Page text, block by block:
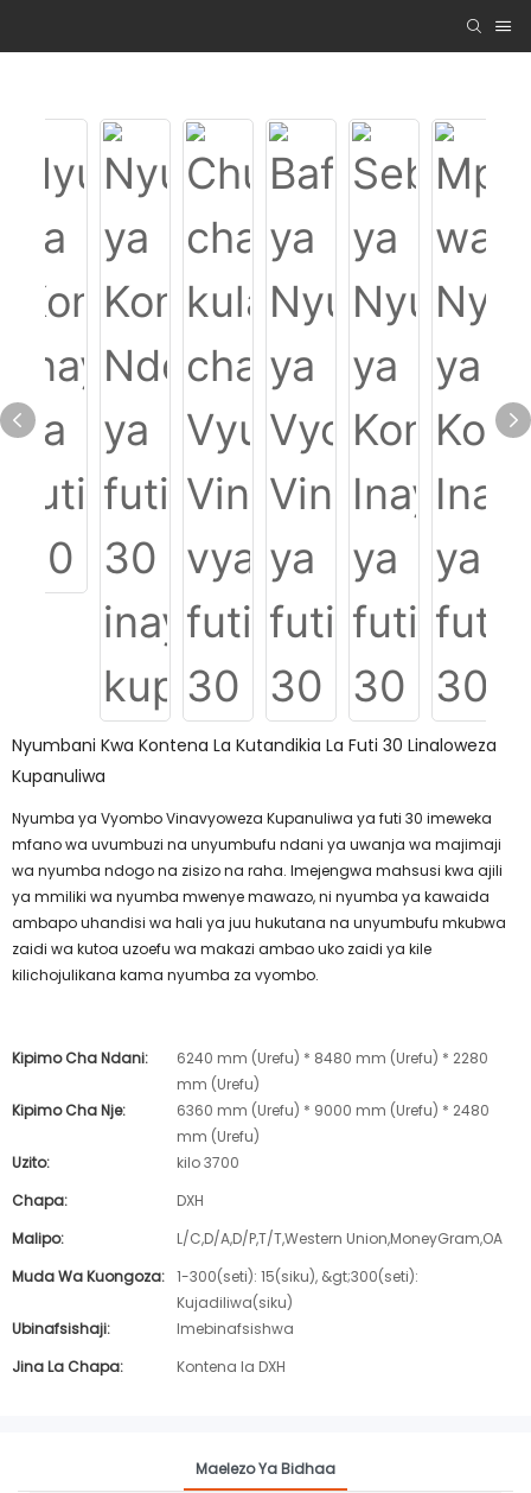
Nyumbani Kwa Kontena La Kutandikia La Futi 30 Linaloweza
Kupanuliwa
Nyumba ya Vyombo Vinavyoweza Kupanuliwa ya futi 30 imeweka
mfano wa uvumbuzi na unyumbufu ndani ya uwanja wa majimaji
wa nyumba ndogo na zisizo na raha. Imejengwa mahsusi kwa ajili
ya mmiliki wa nyumba mwenye mawazo, ni nyumba ya kawaida
ambapo uhandisi wa hali ya juu hukutana na unyumbufu mkubwa
zaidi wa kutoa uzoefu wa makazi ambao uko zaidi ya kile
kilichojulikana kama nyumba za vyombo.
Kipimo Cha Ndani:
6240 mm (Urefu) * 8480 mm (Urefu) * 2280
mm (Urefu)
Kipimo Cha Nje:
6360 mm (Urefu) * 9000 mm (Urefu) * 2480
mm (Urefu)
Uzito:
kilo 3700
Chapa:
DXH
Malipo:
L/C,D/A,D/P,T/T,Western Union,MoneyGram,OA
Muda Wa Kuongoza: 1-300(seti): 15(siku), &gt;300(seti):
Kujadiliwa(siku)
Ubinafsishaji:
Imebinafsishwa
Jina La Chapa:
Kontena la DXH
Maelezo Ya Bidhaa